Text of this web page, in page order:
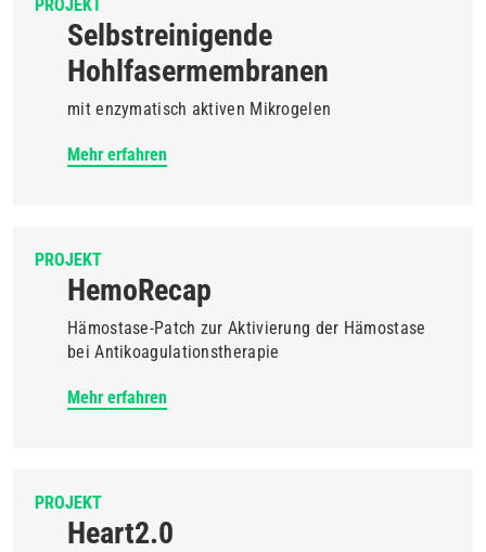
PROJEKT
Selbstreinigende
Hohlfasermembranen
mit enzymatisch aktiven Mikrogelen
Mehr erfahren
PROJEKT
HemoRecap
Hämostase-Patch zur Aktivierung der Hämostase
bei Antikoagulationstherapie
Mehr erfahren
PROJEKT
Heart2.0